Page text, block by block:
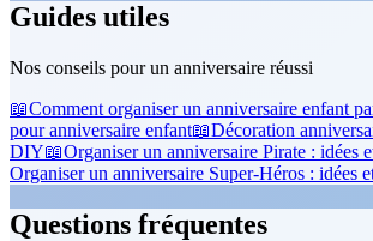
Guides utiles
Nos conseils pour un anniversaire réussi
📖Comment organiser un anniversaire enfant
pour anniversaire enfant📖Décoration
DIY📖Organiser un anniversaire Pirate : idées
Organiser un anniversaire Super-Héros : idées
Questions fréquentes